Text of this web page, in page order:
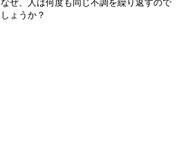
なぜ、人は何度も同じ不調を繰り返すので
しょうか？